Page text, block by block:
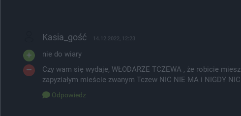
Kasia_gość 14.12.2022, 12:23
nie do wiary
Czy wam się wydaje, WŁODARZE TCZEWA , że robicie
zapyziałym mieście zwanym Tczew NIC NIE MA i NIGDY
Odpowiedz